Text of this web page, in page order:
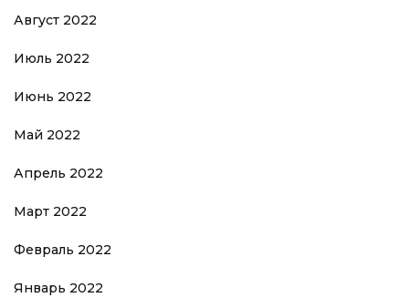
Август 2022
Июль 2022
Июнь 2022
Май 2022
Апрель 2022
Март 2022
Февраль 2022
Январь 2022